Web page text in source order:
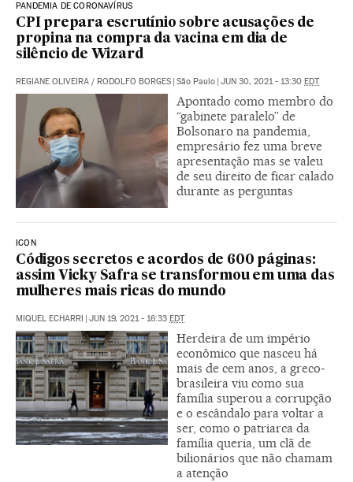
PANDEMIA DE CORONAVÍRUS
CPI prepara escrutínio sobre acusações de
propina na compra da vacina em dia de
silêncio de Wizard
REGIANE OLIVEIRA / RODOLFO BORGES São Paulo JUN 30, 2021 - 13:30 EDT
Apontado como membro do
“gabinete paralelo” de
Bolsonaro na pandemia,
empresário fez uma breve
apresentação mas se valeu
de seu direito de ficar calado
durante as perguntas
ICON
Códigos secretos e acordos de 600 páginas:
assim Vicky Safra se transformou em uma das
mulheres mais ricas do mundo
MIQUEL ECHARRI JUN 19, 2021 - 16:33 EDT
Herdeira de um império
econômico que nasceu há
mais de cem anos, a greco-
brasileira viu como sua
família superou a corrupção
e o escândalo para voltar a
ser, como o patriarca da
família queria, um clã de
bilionários que não chamam
a atenção